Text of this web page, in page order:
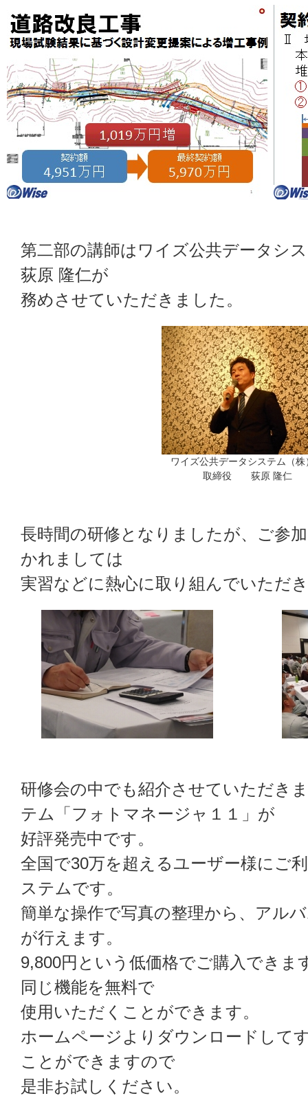
第二部の講師はワイズ公共データシ
荻原 隆仁が
務めさせていただきました。
ワイズ公共データシステム（
取締役 荻原 隆仁
長時間の研修となりましたが、ご参
かれましては
実習などに熱心に取り組んでいただ
研修会の中でも紹介させていただき
テム「フォトマネージャ１１」が
好評発売中です。
全国で30万を超えるユーザー様にご
ステムです。
簡単な操作で写真の整理から、アル
が行えます。
9,800円という低価格でご購入できま
同じ機能を無料で
使用いただくことができます。
ホームページよりダウンロードして
ことができますので
是非お試しください。